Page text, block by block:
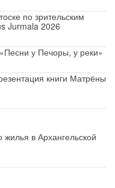
по зрительским
Jurmala 2026
у Печоры, у реки»
книги Матрёны
в Архангельской